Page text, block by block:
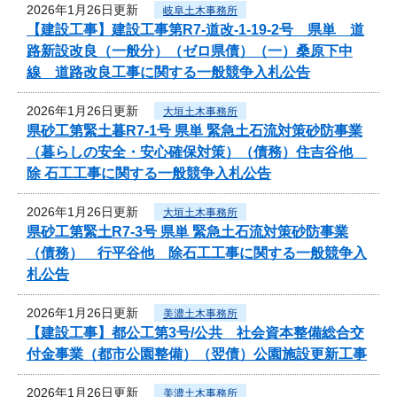
2026年1月26日更新 岐阜土木事務所
【建設工事】建設工事第R7-道改-1-19-2号 県単 道
路新設改良（一般分）（ゼロ県債）（一）桑原下中
線 道路改良工事に関する一般競争入札公告
2026年1月26日更新 大垣土木事務所
県砂工第緊土暮R7-1号 県単 緊急土石流対策砂防事業
（暮らしの安全・安心確保対策）（債務）住吉谷他
除 石工工事に関する一般競争入札公告
2026年1月26日更新 大垣土木事務所
県砂工第緊土R7-3号 県単 緊急土石流対策砂防事業
（債務） 行平谷他 除石工工事に関する一般競争入
札公告
2026年1月26日更新 美濃土木事務所
【建設工事】都公工第3号/公共 社会資本整備総合交
付金事業（都市公園整備）（翌債）公園施設更新工事
2026年1月26日更新 美濃土木事務所